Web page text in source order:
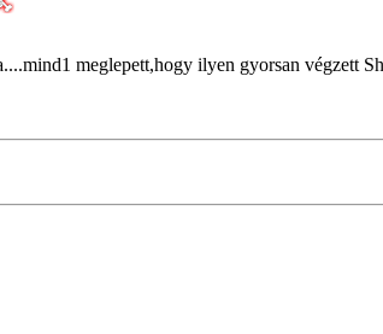
meglepett,hogy ilyen gyorsan végzett